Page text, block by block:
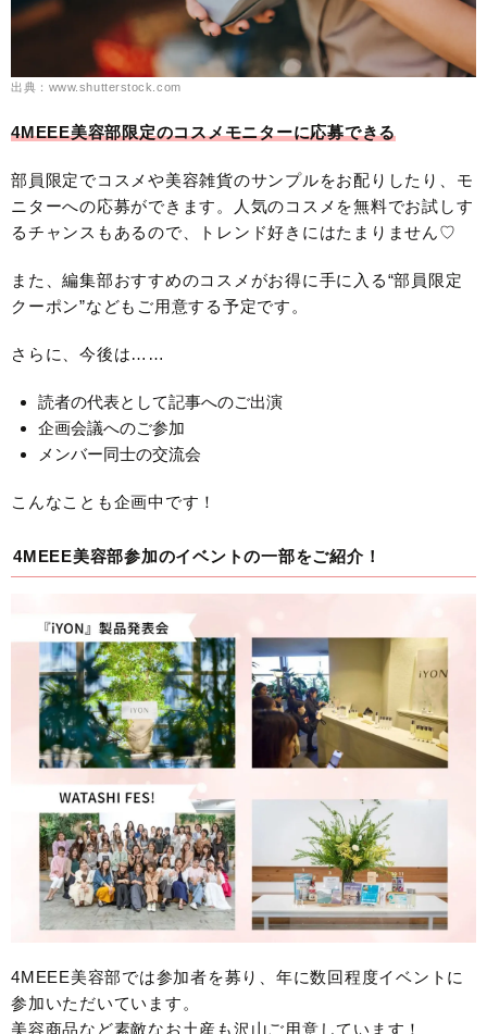
出典：www.shutterstock.com
4MEEE美容部限定のコスメモニターに応募できる
部員限定でコスメや美容雑貨のサンプルをお配りしたり、モ
ニターへの応募ができます。人気のコスメを無料でお試しす
るチャンスもあるので、トレンド好きにはたまりません♡
また、編集部おすすめのコスメがお得に手に入る“部員限定
クーポン”などもご用意する予定です。
さらに、今後は……
読者の代表として記事へのご出演
企画会議へのご参加
メンバー同士の交流会
こんなことも企画中です！
4MEEE美容部参加のイベントの一部をご紹介！
4MEEE美容部では参加者を募り、年に数回程度イベントに
参加いただいています。
美容商品など素敵なお土産も沢山ご用意しています！